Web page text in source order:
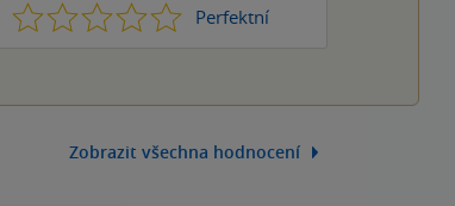
1 2 3 4 Perfektní
5
Zobrazit všechna hodnocení